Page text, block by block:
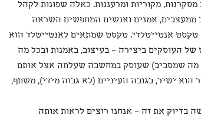
מקוריות ומרעננות. כאלה שפונות לקהל
ממעצבים, אמנים ואנשים המחפשים השראה
אנטייטלדי. טקסט שמתאים לאנטייטלד הוא
העוסקים ביצירה – בעיצוב, באמנות ובכל מה
מה שמסביב) שעוסק במחשבה שעלתה אצל אותם
הוא ישיר, בגובה העיניים (לא גבוה מידי), משתף,
בדיוק את זה – אנחנו רוצים לראות אותה